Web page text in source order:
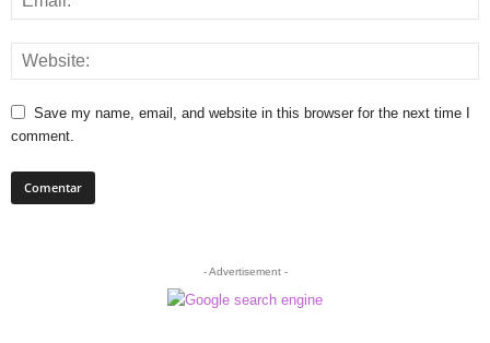
Save my name, email, and website in this browser for the next time I
comment.
- Advertisement -